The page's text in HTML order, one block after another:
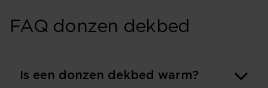
FAQ donzen dekbed
Is een donzen dekbed warm?